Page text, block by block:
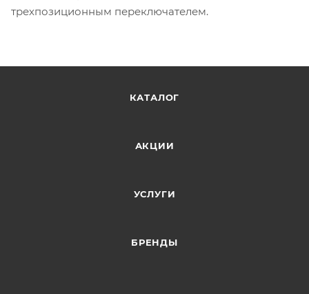
трехпозиционным переключателем.
КАТАЛОГ
АКЦИИ
УСЛУГИ
БРЕНДЫ